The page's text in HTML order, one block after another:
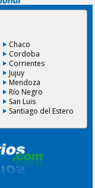
Chaco
Cordoba
Corrientes
Jujuy
Mendoza
Río Negro
San Luis
Santiago del Estero